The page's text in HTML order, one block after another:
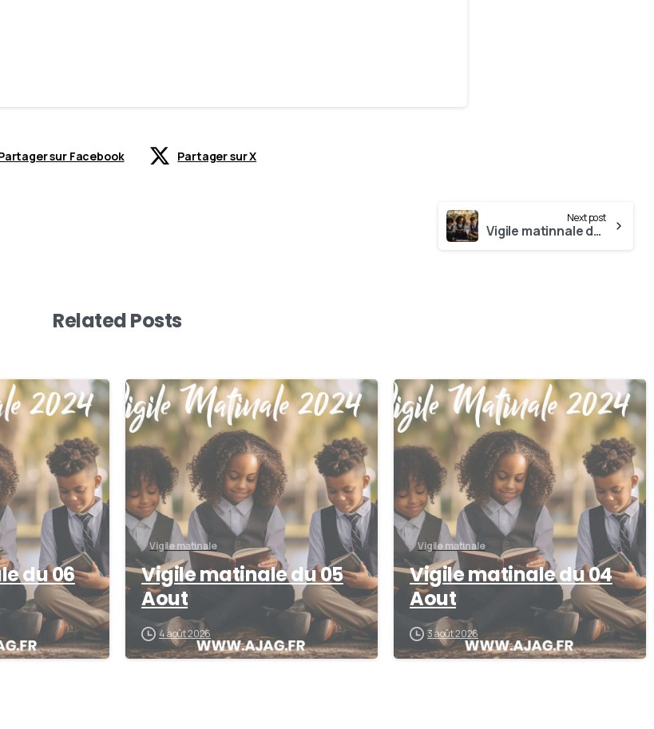
sur Facebook Partager sur X
Next post
Vigile matinnale du 24 Juin
Related Posts
0
du 06
0
Vigile matinale
Vigile matinale du 05
Aout
4 août 2026
0
Vigile matinale
Vigile matinale du 04
Aout
3 août 2026